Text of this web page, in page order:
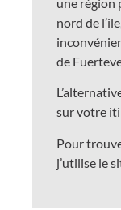
nord de
de
sur votre
Pour
j’utilise le